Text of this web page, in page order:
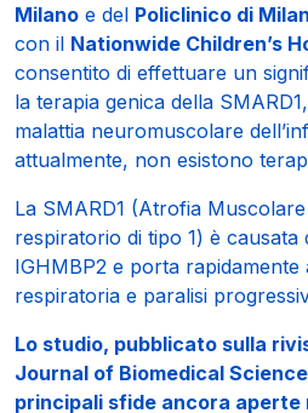
Milano e del Policlinico di
con il Nationwide Children’s
consentito di effettuare un
la terapia genica della
malattia neuromuscolare
attualmente, non esistono
La SMARD1 (Atrofia
respiratorio di tipo 1) è causata
IGHMBP2 e porta rapidamente
respiratoria e paralisi
Lo studio, pubblicato sulla
Journal of Biomedical
principali sfide ancora aperte